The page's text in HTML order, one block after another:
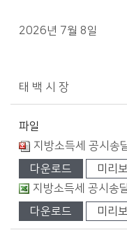
2026년 7월 8일
태 백 시 장
파일
지방소득세 공시송
다운로드
미리보
지방소득세 공시송
다운로드
미리보